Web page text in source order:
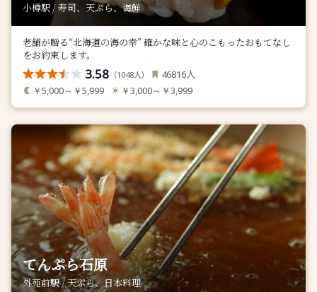
小樽駅 / 寿司、天ぷら、海鮮
老舗が贈る“北海道の海の幸” 確かな味と心のこもったおもてなし
をお約束します。
3.58 （1048人） 46816人
￥5,000～￥5,999 ￥3,000～￥3,999
てんぷら石原
外苑前駅 / 天ぷら、日本料理